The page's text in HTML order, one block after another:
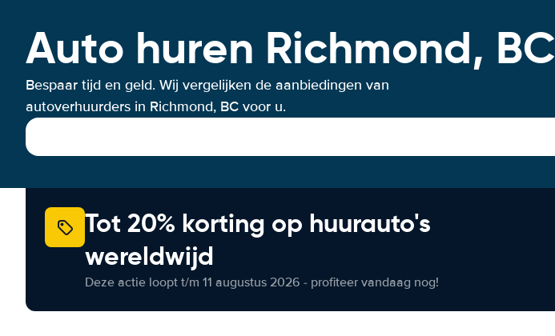
Auto huren Richmond, BC
Bespaar tijd en geld. Wij vergelijken de aanbiedingen van
autoverhuurders in Richmond, BC voor u.
Tot 20% korting op huurauto's
wereldwijd
Deze actie loopt t/m 11 augustus 2026 - profiteer vandaag nog!